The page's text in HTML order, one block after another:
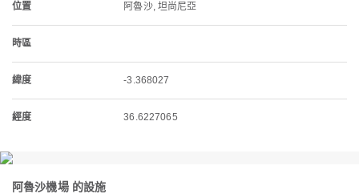
位置 阿魯沙, 坦尚尼亞
時區
緯度 -3.368027
經度 36.6227065
阿魯沙機場 的設施